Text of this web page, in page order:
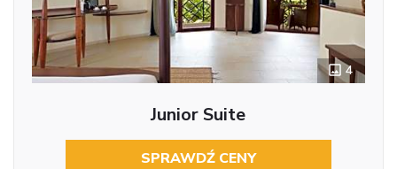
4
Junior Suite
SPRAWDŹ CENY